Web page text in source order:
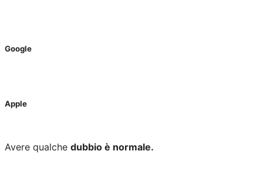
Google
Apple
Avere qualche dubbio è normale.